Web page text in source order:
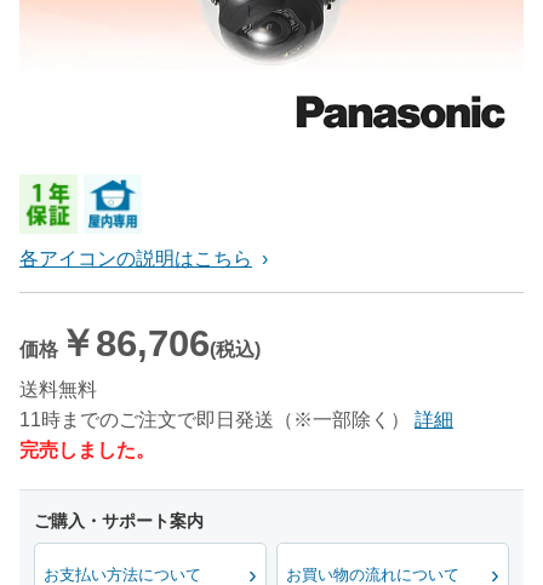
各アイコンの説明はこちら
価格 ￥86,706(税込)
送料無料
11時までのご注文で即日発送（※一部除く）
詳細
完売しました。
お支払い方法について お買い物の流れについて